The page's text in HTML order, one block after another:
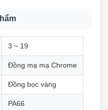
3 ~ 19
Đồng mạ mạ Chrome
Đồng bọc vàng
PA66